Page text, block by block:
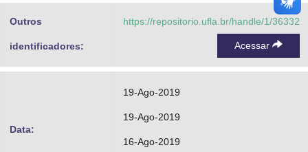
Outros
identificadores:
https://repositorio.ufla.br/handle/1/36332
Acessar
Data:
19-Ago-2019
19-Ago-2019
16-Ago-2019